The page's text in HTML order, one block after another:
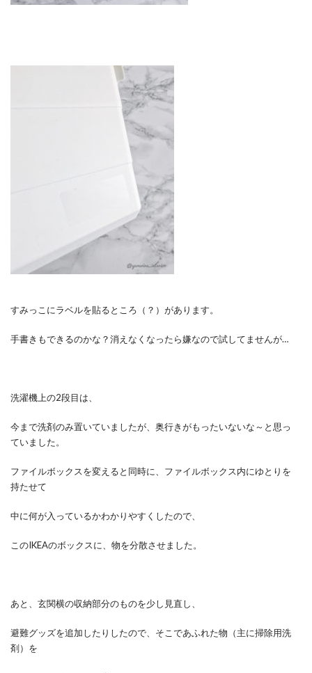
すみっこにラベルを貼るところ（？）があります。
手書きもできるのかな？消えなくなったら嫌なので試してませんが…
洗濯機上の2段目は、
今まで洗剤のみ置いていましたが、奥行きがもったいないな～と思っ
ていました。
ファイルボックスを変えると同時に、ファイルボックス内にゆとりを
持たせて
中に何が入っているかわかりやすくしたので、
このIKEAのボックスに、物を分散させました。
あと、玄関横の収納部分のものを少し見直し、
避難グッズを追加したりしたので、そこであふれた物（主に掃除用洗
剤）を